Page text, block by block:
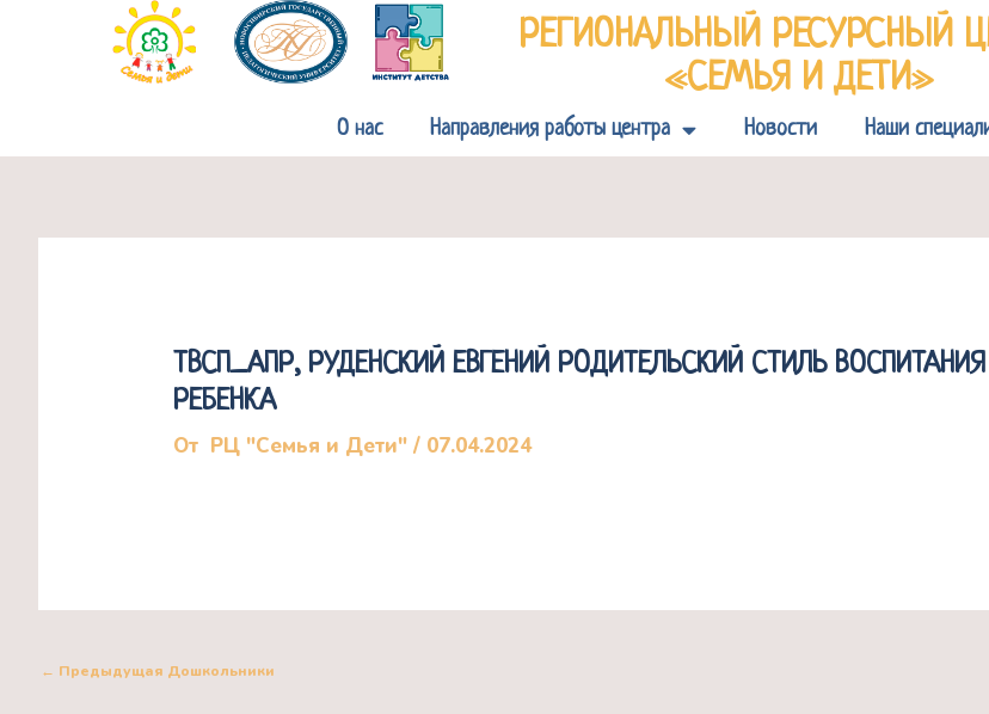
содержимому
РЕГИОНАЛЬНЫЙ РЕСУРСНЫЙ
«СЕМЬЯ И ДЕТИ»
О нас Направления работы центра Новости Наши
ТВСП_АПР, РУДЕНСКИЙ ЕВГЕНИЙ РОДИТЕЛЬСКИЙ СТИЛЬ
РЕБЕНКА
От РЦ "Семья и Дети"/ 07.04.2024
← Предыдущая Дошкольники